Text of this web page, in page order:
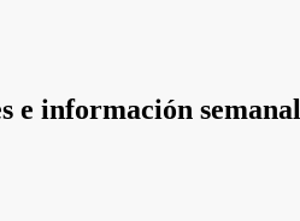
e información semanal